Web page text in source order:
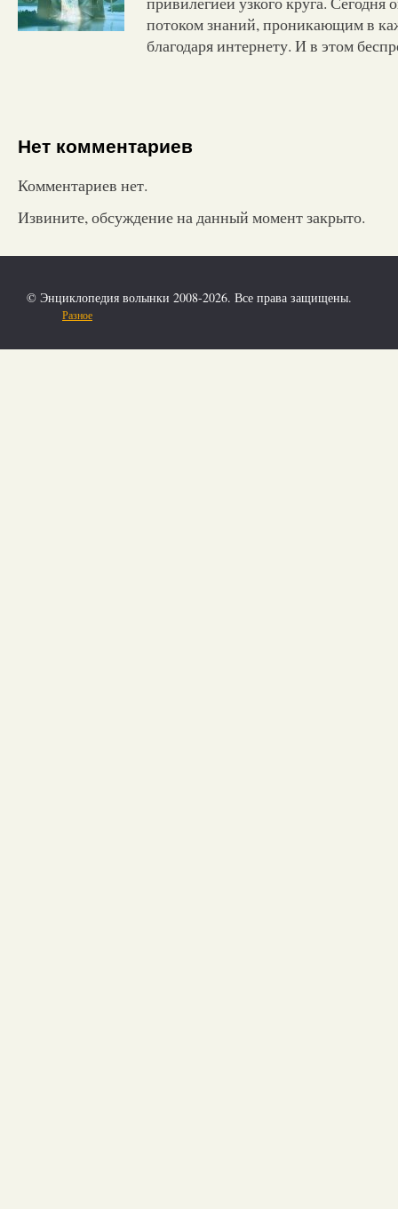
потоком знаний, проникающим в
благодаря интернету. И в этом
Нет комментариев
Комментариев нет.
Извините, обсуждение на данный момент закрыто.
© Энциклопедия волынки 2008-2026. Все права защищены.
Разное